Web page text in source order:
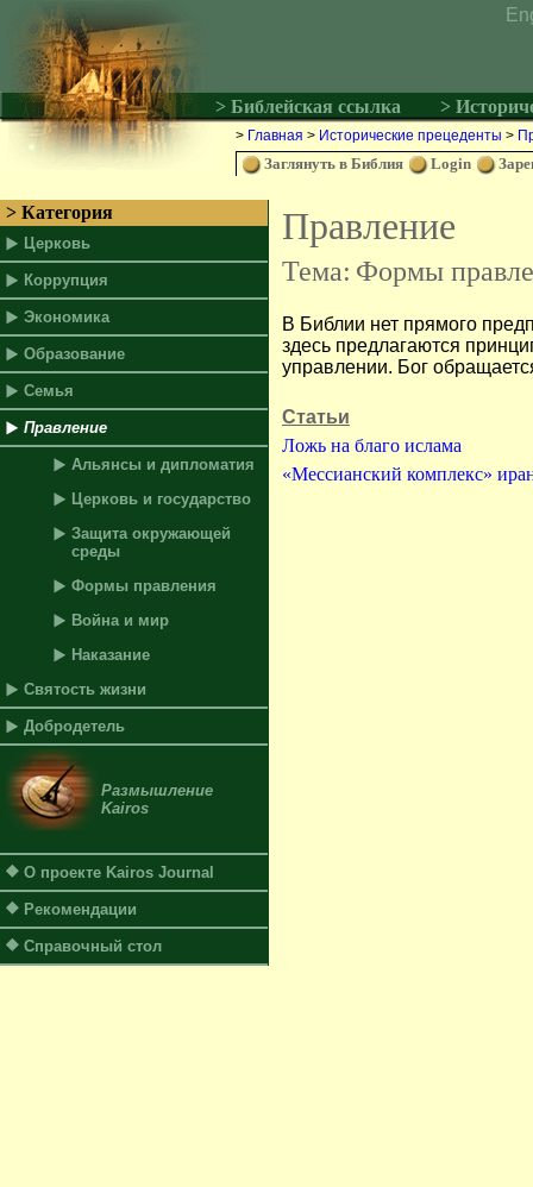
> Библейская ссылка >
> Главная > Исторические прецеденты >
Заглянуть в Библия Login
> Категория
Церковь
Коррупция
Экономика
Образование
Семья
Правление
Альянсы и дипломатия
Церковь и государство
Защита окружающей
среды
Формы правления
Война и мир
Наказание
Святость жизни
Добродетель
Размышление
Kairos
О проекте Kairos Journal
Рекомендации
Справочный стол
Правление
Тема: Формы
В Библии нет прямого
здесь предлагаются
управлении. Бог
Статьи
Ложь на благо ислама
«Мессианский комплекс»